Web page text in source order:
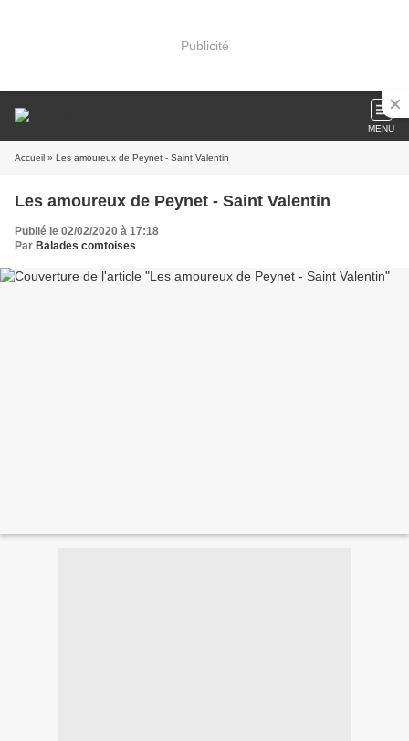
Publicité
MENU
Accueil » Les amoureux de Peynet - Saint Valentin
Les amoureux de Peynet - Saint Valentin
Publié le 02/02/2020 à 17:18
Par Balades comtoises